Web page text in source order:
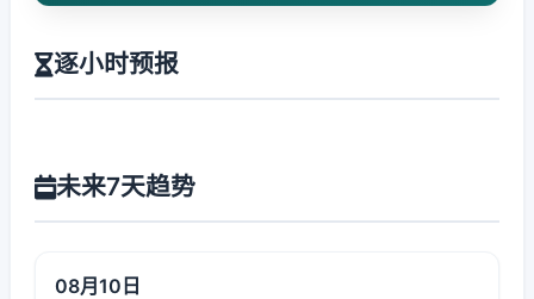
逐小时预报
未来7天趋势
08月10日